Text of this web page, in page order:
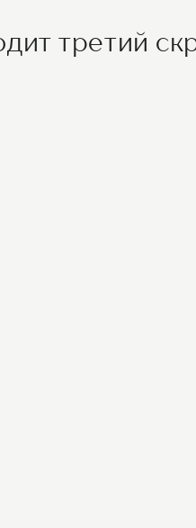
третий